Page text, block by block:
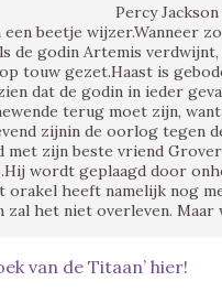
Percy
beetje wijzer.Wanneer
de godin Artemis
touw gezet.Haast is
dat de godin in ieder
terug moet zijn,
zijnin de oorlog tegen
met zijn beste vriend
wordt geplaagd door
orakel heeft namelijk nog
zal het niet overleven. Maar
van de Titaan’ hier!